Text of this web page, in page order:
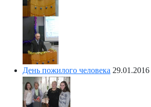
День пожилого человека 29.01.2016